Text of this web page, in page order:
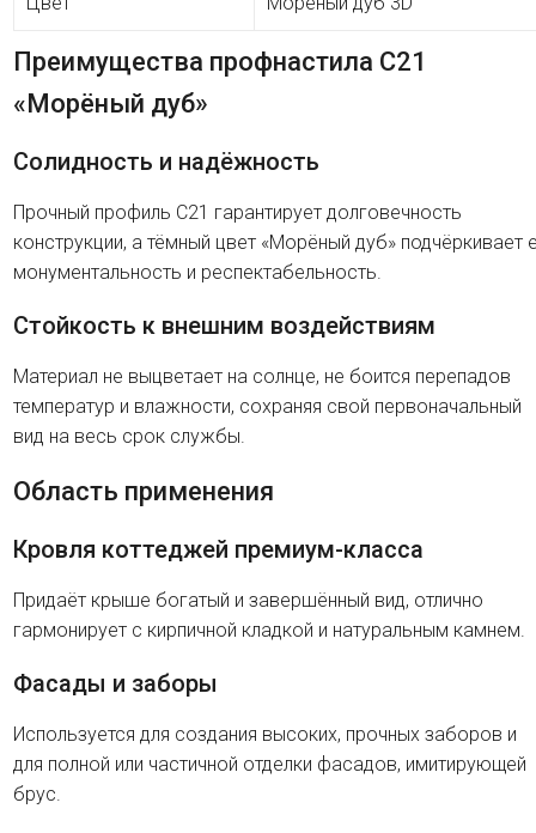
Преимущества профнастила C21
«Морёный дуб»
Солидность и надёжность
Прочный профиль C21 гарантирует долговечность
конструкции, а тёмный цвет «Морёный дуб» подчёркивает
монументальность и респектабельность.
Стойкость к внешним воздействиям
Материал не выцветает на солнце, не боится перепадов
температур и влажности, сохраняя свой первоначальный
вид на весь срок службы.
Область применения
Кровля коттеджей премиум-класса
Придаёт крыше богатый и завершённый вид, отлично
гармонирует с кирпичной кладкой и натуральным камнем.
Фасады и заборы
Используется для создания высоких, прочных заборов и
для полной или частичной отделки фасадов, имитирующей
брус.